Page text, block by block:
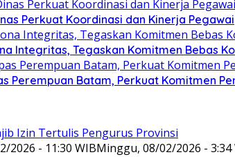
Perkuat Koordinasi dan Kinerja Pegawai
Integritas, Tegaskan Komitmen Bebas
Perempuan Batam, Perkuat Komitmen
2026 - 11:30 WIBMinggu, 08/02/2026 - 3:34